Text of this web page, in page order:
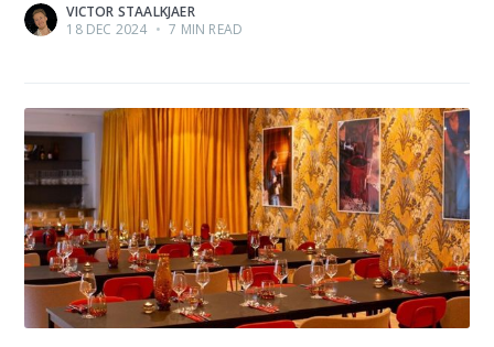
VICTOR STAALKJAER
18 DEC 2024 • 7 MIN READ